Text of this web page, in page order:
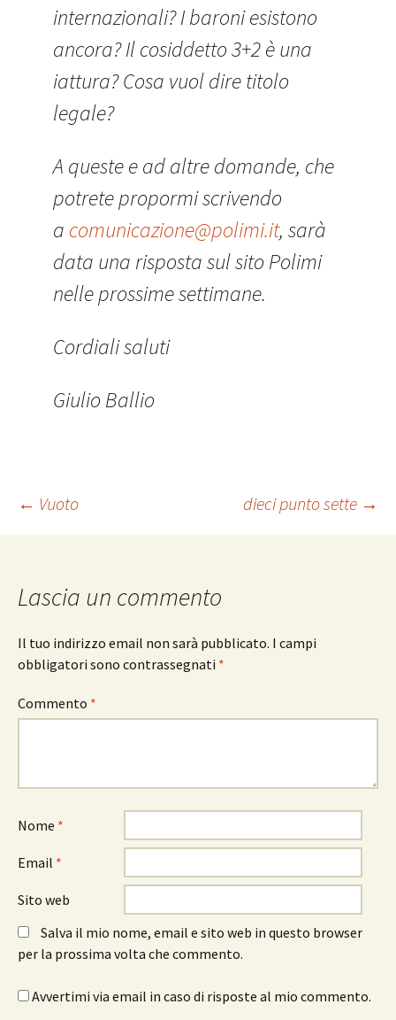
internazionali? I baroni esistono
ancora? Il cosiddetto 3+2 è una
iattura? Cosa vuol dire titolo
legale?
A queste e ad altre domande, che
potrete propormi scrivendo
a comunicazione@polimi.it, sarà
data una risposta sul sito Polimi
nelle prossime settimane.
Cordiali saluti
Giulio Ballio
Navigazione
← Vuoto dieci punto sette →
Lascia un commento
Il tuo indirizzo email non sarà pubblicato. I campi
obbligatori sono contrassegnati *
Commento *
Nome *
Email *
Sito web
Salva il mio nome, email e sito web in questo browser
per la prossima volta che commento.
Avvertimi via email in caso di risposte al mio commento.